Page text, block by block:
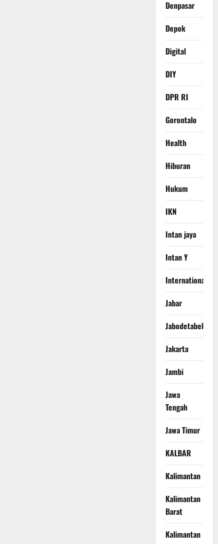
Denpasar
Depok
Digital
DIY
DPR RI
Gorontalo
Health
Hiburan
Hukum
IKN
Intan jaya
Intan Y
International
Jabar
Jabodetabek
Jakarta
Jambi
Jawa
Tengah
Jawa Timur
KALBAR
Kalimantan
Kalimantan
Barat
Kalimantan